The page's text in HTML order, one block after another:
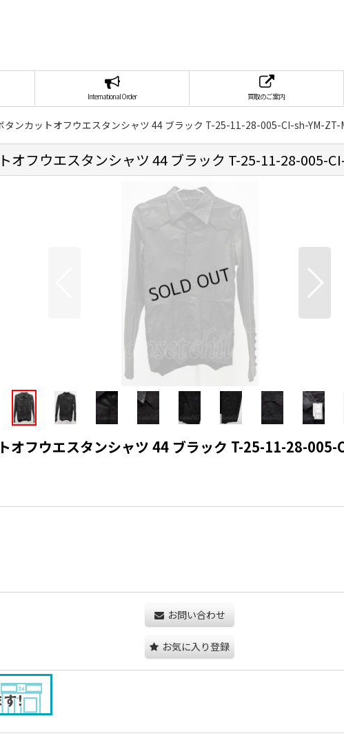
International Order 買取のご案内
タンカットオフウエスタンシャツ 44 ブラック T-25-11-28-005-CI-sh-YM-ZT-
オフウエスタンシャツ 44 ブラック T-25-11-28-005-
オフウエスタンシャツ 44 ブラック T-25-11-28-
お問い合わせ
お気に入り登録